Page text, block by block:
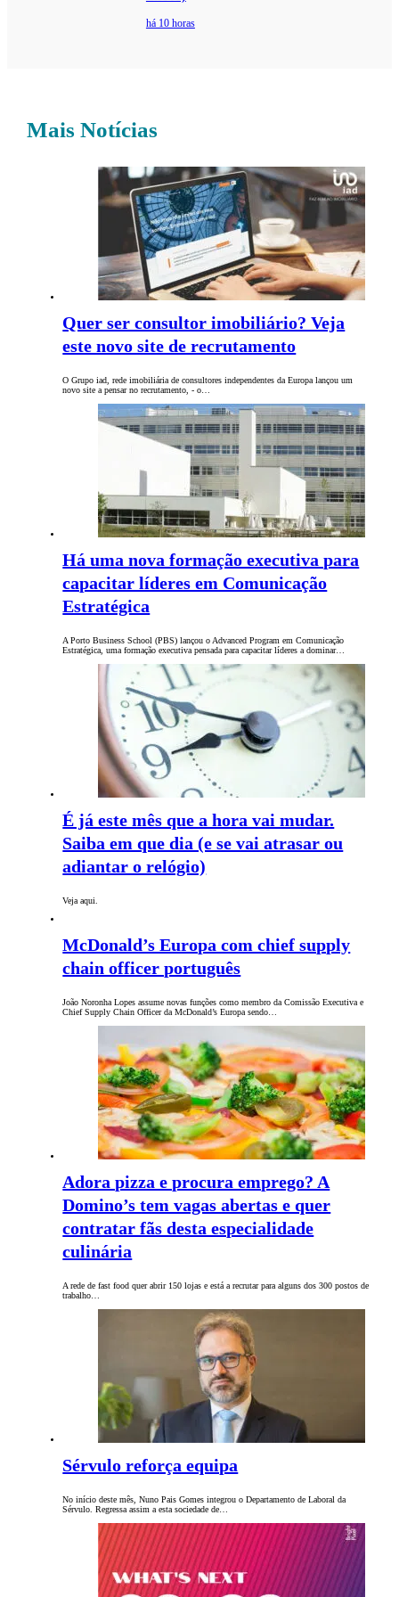
há 10 horas
Mais Notícias
Quer ser consultor imobiliário? Veja
este novo site de recrutamento
O Grupo iad, rede imobiliária de consultores independentes da Europa lançou um
novo site a pensar no recrutamento, - o…
Há uma nova formação executiva para
capacitar líderes em Comunicação
Estratégica
A Porto Business School (PBS) lançou o Advanced Program em Comunicação
Estratégica, uma formação executiva pensada para capacitar líderes a dominar…
É já este mês que a hora vai mudar.
Saiba em que dia (e se vai atrasar ou
adiantar o relógio)
Veja aqui.
McDonald’s Europa com chief supply
chain officer português
João Noronha Lopes assume novas funções como membro da Comissão Executiva e
Chief Supply Chain Officer da McDonald’s Europa sendo…
Adora pizza e procura emprego? A
Domino’s tem vagas abertas e quer
contratar fãs desta especialidade
culinária
A rede de fast food quer abrir 150 lojas e está a recrutar para alguns dos 300 postos de
trabalho…
Sérvulo reforça equipa
No início deste mês, Nuno Pais Gomes integrou o Departamento de Laboral da
Sérvulo. Regressa assim a esta sociedade de…